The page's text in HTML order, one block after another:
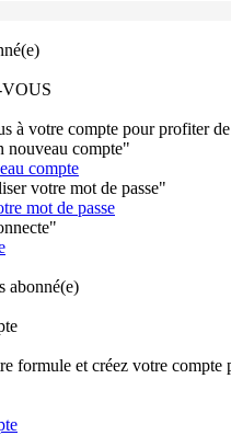
à votre compte pour profiter
nouveau compte"
compte
votre mot de passe"
mot de passe
abonné(e)
formule et créez votre compte